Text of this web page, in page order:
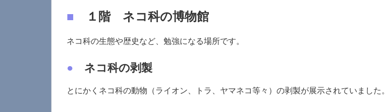
■ １階 ネコ科の博物館
ネコ科の生態や歴史など、勉強になる場所です。
● ネコ科の剥製
とにかくネコ科の動物（ライオン、トラ、ヤマネコ等々）の剥製が展示されていました。